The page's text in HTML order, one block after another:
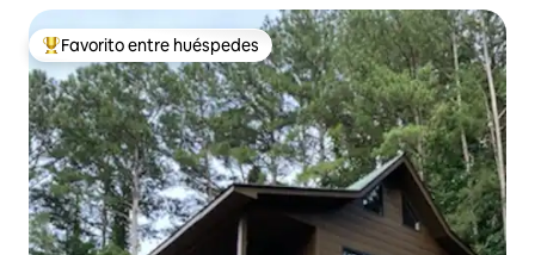
Favorito entre huéspedes preferido
Favorito entre huéspedes